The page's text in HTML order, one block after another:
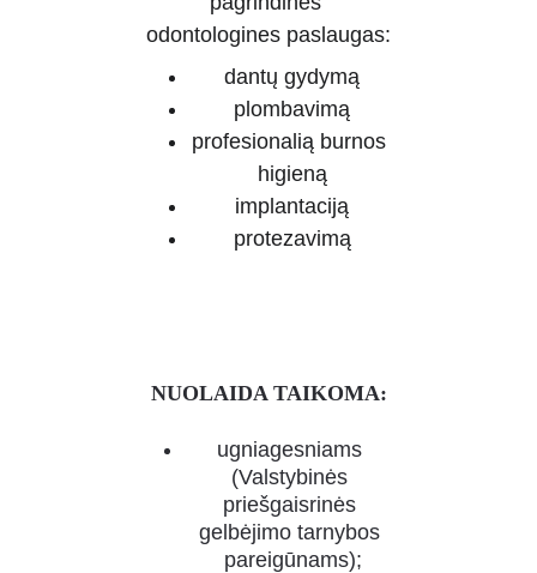
odontologines paslaugas:
dantų gydymą
plombavimą
profesionalią burnos
higieną
implantaciją
protezavimą
NUOLAIDA TAIKOMA:
ugniagesniams
(Valstybinės
priešgaisrinės
gelbėjimo tarnybos
pareigūnams);